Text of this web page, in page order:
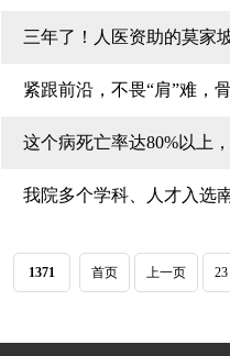
三年了！人医资助的莫家
紧跟前沿，不畏“肩”难，
这个病死亡率达80%以上
我院多个学科、人才入选
1371 首页 上一页 23